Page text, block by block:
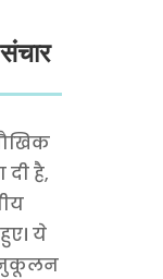
दी है,
ये